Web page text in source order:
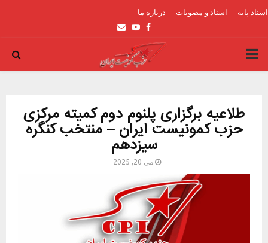
اسناد پایه اسناد و مصوبات درباره ما
Facebook
Youtube
Email
PRIMARY
طلاعیه برگزاری پلنوم دوم کمیته مرکزی
حزب کمونیست ایران – منتخب کنگره
سیزدهم
می 20, 2025